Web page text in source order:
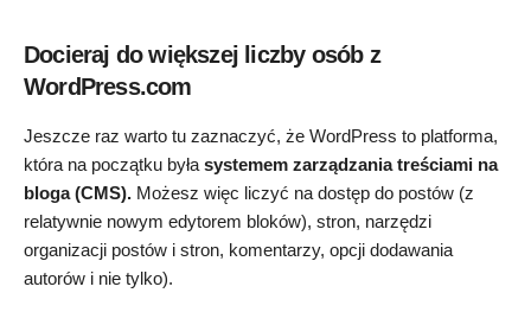
Docieraj do większej liczby osób z
WordPress.com
Jeszcze raz warto tu zaznaczyć, że WordPress to platforma,
która na początku była systemem zarządzania treściami na
bloga (CMS). Możesz więc liczyć na dostęp do postów (z
relatywnie nowym edytorem bloków), stron, narzędzi
organizacji postów i stron, komentarzy, opcji dodawania
autorów i nie tylko).